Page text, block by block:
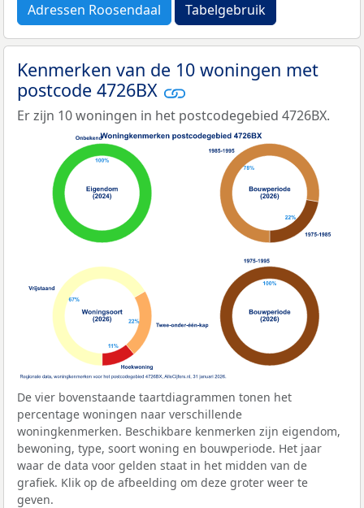
Adressen Roosendaal Tabelgebruik
Kenmerken van de 10 woningen met
postcode 4726BX
Er zijn 10 woningen in het postcodegebied 4726BX.
De vier bovenstaande taartdiagrammen tonen het
percentage woningen naar verschillende
woningkenmerken. Beschikbare kenmerken zijn eigendom,
bewoning, type, soort woning en bouwperiode. Het jaar
waar de data voor gelden staat in het midden van de
grafiek. Klik op de afbeelding om deze groter weer te
geven.